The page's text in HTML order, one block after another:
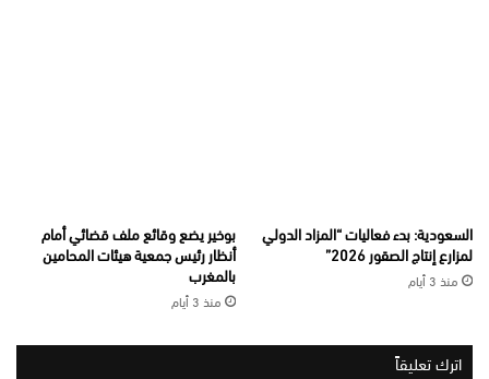
السعودية: بدء فعاليات “المزاد الدولي
لمزارع إنتاج الصقور 2026”
منذ 3 أيام
بوخير يضع وقائع ملف قضائي أمام
أنظار رئيس جمعية هيئات المحامين
بالمغرب
منذ 3 أيام
اترك تعليقاً